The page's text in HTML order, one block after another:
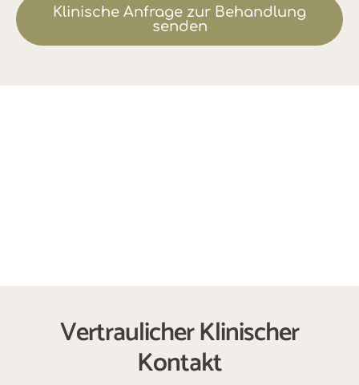
Klinische Anfrage zur Behandlung
senden
Vertraulicher Klinischer
Kontakt